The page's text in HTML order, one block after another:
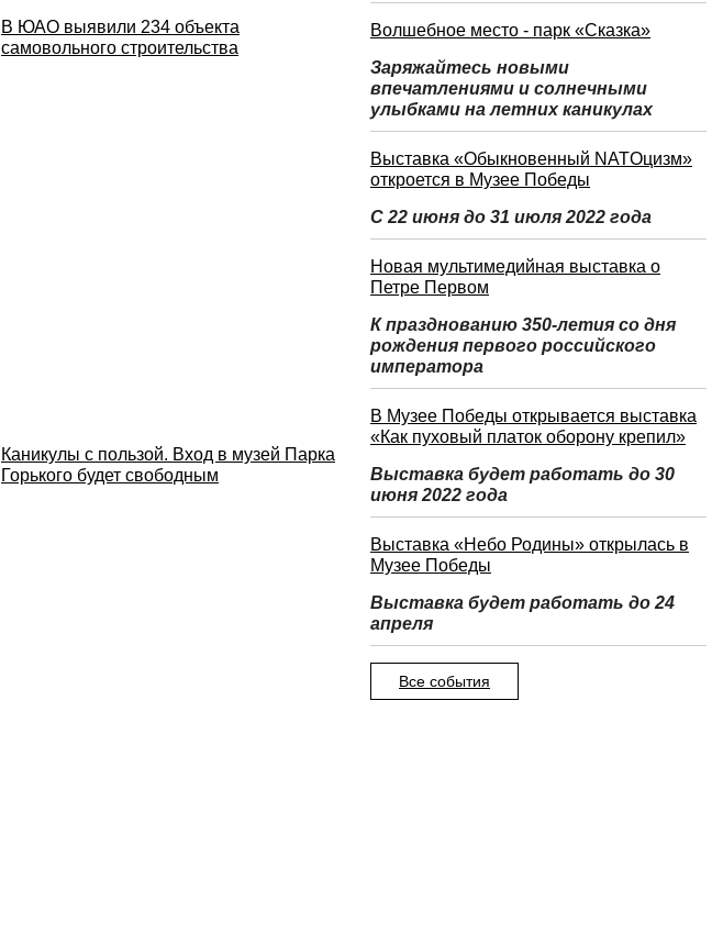
В ЮАО выявили 234 объекта
самовольного строительства
Каникулы с пользой. Вход в музей Парка
Горького будет свободным
Волшебное место - парк «Сказка»
Заряжайтесь новыми
впечатлениями и солнечными
улыбками на летних каникулах
Выставка «Обыкновенный NATOцизм»
откроется в Музее Победы
С 22 июня до 31 июля 2022 года
Новая мультимедийная выставка о
Петре Первом
К празднованию 350-летия со дня
рождения первого российского
императора
В Музее Победы открывается выставка
«Как пуховый платок оборону крепил»
Выставка будет работать до 30
июня 2022 года
Выставка «Небо Родины» открылась в
Музее Победы
Выставка будет работать до 24
апреля
Все события